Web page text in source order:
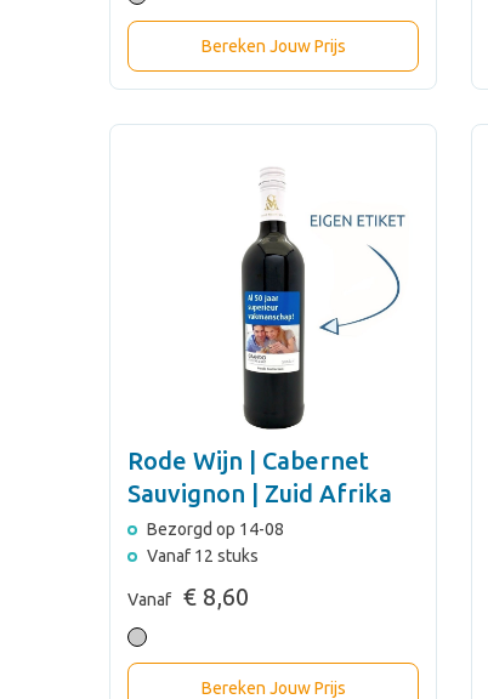
Bereken Jouw Prijs
Rode Wijn | Cabernet
Sauvignon | Zuid Afrika
Bezorgd op 14-08
Vanaf 12 stuks
Vanaf € 8,60
Bereken Jouw Prijs